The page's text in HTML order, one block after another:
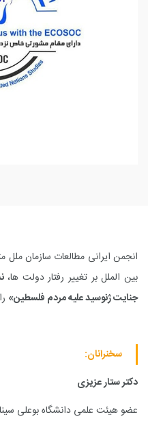
انجمن ایرانی مطالعات سازمان ملل
بین الملل بر تغییر رفتار دولت ها،
جنایت ژنوسید علیه مردم فلسطین»
سخنرانان:
دکتر ستار عزیزی
عضو هیئت علمی دانشگاه بوعلی سینا